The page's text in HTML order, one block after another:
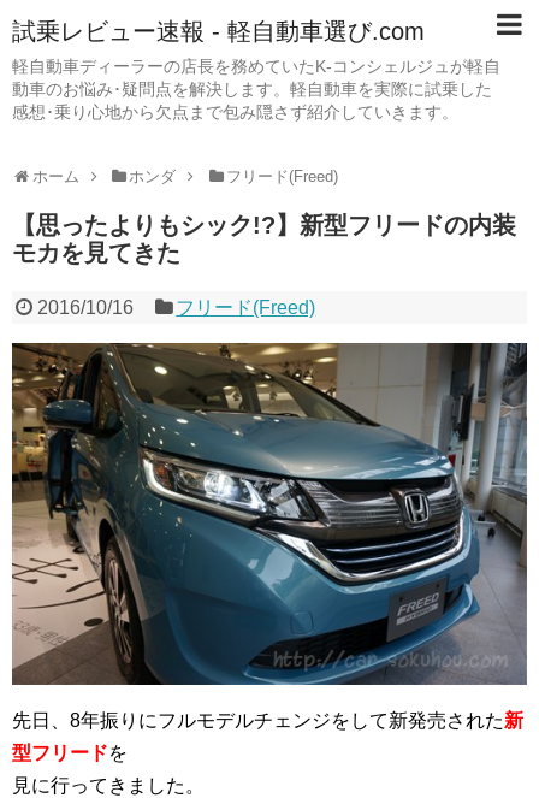
試乗レビュー速報 - 軽自動車選び.com
軽自動車ディーラーの店長を務めていたK-コンシェルジュが軽自
動車のお悩み･疑問点を解決します。軽自動車を実際に試乗した
感想･乗り心地から欠点まで包み隠さず紹介していきます。
ホーム ホンダ フリード(Freed)
【思ったよりもシック!?】新型フリードの内装
モカを見てきた
2016/10/16 フリード(Freed)
先日、8年振りにフルモデルチェンジをして新発売された新
型フリードを
見に行ってきました。